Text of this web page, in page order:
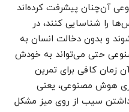
آن‌چنان پیشرفت کرده‌اند
را شناسایی کنند، در
و بدون دخالت انسان به
حتی می‌تواند به خودش
زمان کافی برای تمرین
هوش مصنوعی، یعنی
سیب از روی میز مشکل